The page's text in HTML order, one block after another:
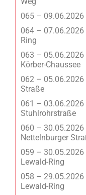
065 – 09.06.2026
064 – 07.06.2026
Ring
063 – 05.06.2026
Körber-Chaussee
062 – 05.06.2026
Straße
061 – 03.06.2026
Stuhlrohrstraße
060 – 30.05.2026
Nettelnburger
059 – 30.05.2026
Lewald-Ring
058 – 29.05.2026
Lewald-Ring